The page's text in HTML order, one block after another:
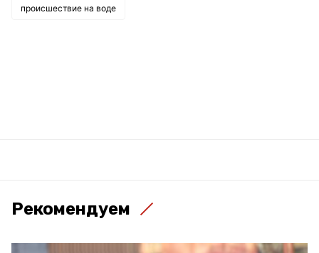
происшествие на воде
Рекомендуем